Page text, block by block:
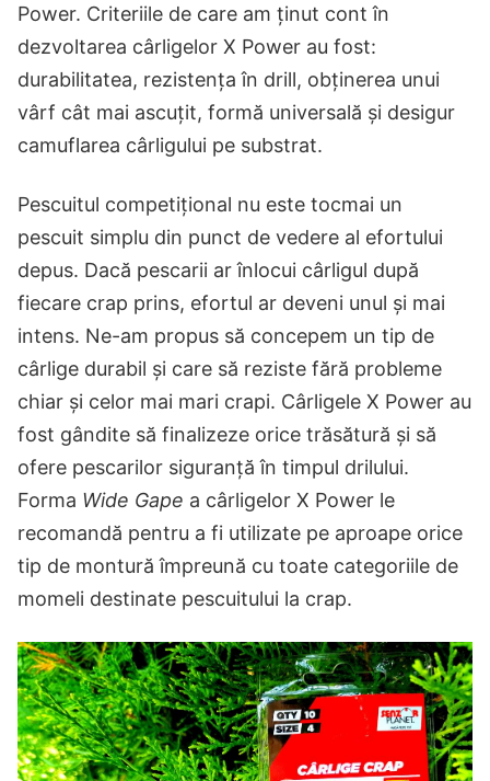
Power. Criteriile de care am ținut cont în
dezvoltarea cârligelor X Power au fost:
durabilitatea, rezistența în drill, obținerea unui
vârf cât mai ascuțit, formă universală și desigur
camuflarea cârligului pe substrat.
Pescuitul competițional nu este tocmai un
pescuit simplu din punct de vedere al efortului
depus. Dacă pescarii ar înlocui cârligul după
fiecare crap prins, efortul ar deveni unul și mai
intens. Ne-am propus să concepem un tip de
cârlige durabil și care să reziste fără probleme
chiar și celor mai mari crapi. Cârligele X Power au
fost gândite să finalizeze orice trăsătură și să
ofere pescarilor siguranță în timpul drilului.
Forma Wide Gape a cârligelor X Power le
recomandă pentru a fi utilizate pe aproape orice
tip de montură împreună cu toate categoriile de
momeli destinate pescuitului la crap.